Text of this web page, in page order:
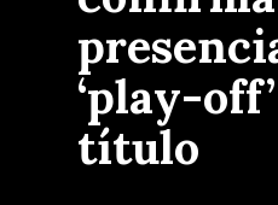
‘play-
título